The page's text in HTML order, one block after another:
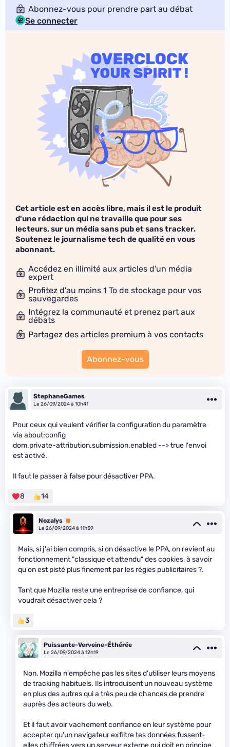
Abonnez-vous pour prendre part au débat
Se connecter
Cet article est en accès libre, mais il est le produit
d'une rédaction qui ne travaille que pour ses
lecteurs, sur un média sans pub et sans tracker.
Soutenez le journalisme tech de qualité en vous
abonnant.
Accédez en illimité aux articles d'un média
expert
Profitez d'au moins 1 To de stockage pour vos
sauvegardes
Intégrez la communauté et prenez part aux
débats
Partagez des articles premium à vos contacts
Abonnez-vous
StephaneGames
Le 26/09/2024 à 10h41
Pour ceux qui veulent vérifier la configuration du paramètre
via about:config
dom.private-attribution.submission.enabled --> true l'envoi
est activé.
Il faut le passer à false pour désactiver PPA.
8 14
Nozalys Premium
Le 26/09/2024 à 11h59
Mais, si j'ai bien compris, si on désactive le PPA, on revient au
fonctionnement "classique et attendu" des cookies, à savoir
qu'on est pisté plus finement par les régies publicitaires ?.
Tant que Mozilla reste une entreprise de confiance, qui
voudrait désactiver cela ?
3
Puissante-Verveine-Éthérée
Le 26/09/2024 à 12h19
Non, Mozilla n'empêche pas les sites d'utiliser leurs moyens
de tracking habituels. Ils introduisent un nouveau système
en plus des autres qui a très peu de chances de prendre
auprès des acteurs du web.
Et il faut avoir vachement confiance en leur système pour
accepter qu'un navigateur exfiltre tes données fussent-